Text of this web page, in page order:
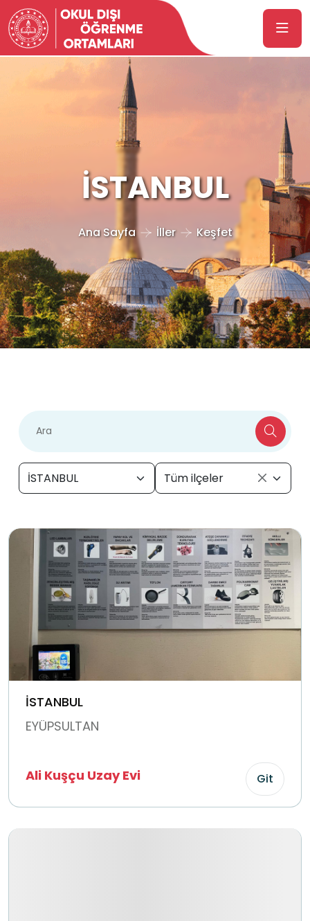
İSTANBUL
Ana Sayfa İller Keşfet
İSTANBUL Tüm ilçeler
İSTANBUL
EYÜPSULTAN
Ali Kuşçu Uzay Evi Git